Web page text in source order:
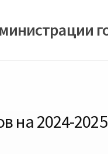
на 2024-